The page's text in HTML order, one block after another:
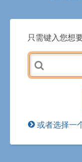
只需键入您想
或者选择一